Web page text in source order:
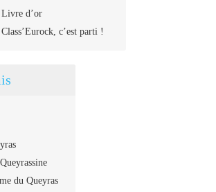
Livre d’or
Class’Eurock, c’est parti !
du Queyras